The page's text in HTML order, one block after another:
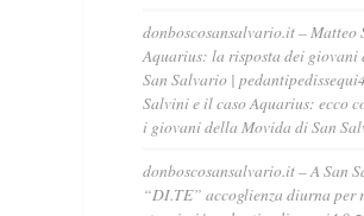
donboscosansalvario.it – Matteo
Aquarius: la risposta dei
San Salvario |
Salvini e il caso Aquarius: ecco
i giovani della Movida di San
donboscosansalvario.it – A San
“DI.TE” accoglienza diurna per